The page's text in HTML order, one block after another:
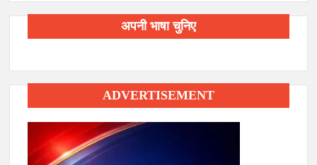
अपनी भाषा चुनिए
ADVERTISEMENT